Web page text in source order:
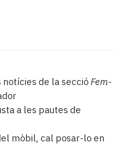
de la seccióFem-
a les pautes de
mòbil, cal posar-lo en